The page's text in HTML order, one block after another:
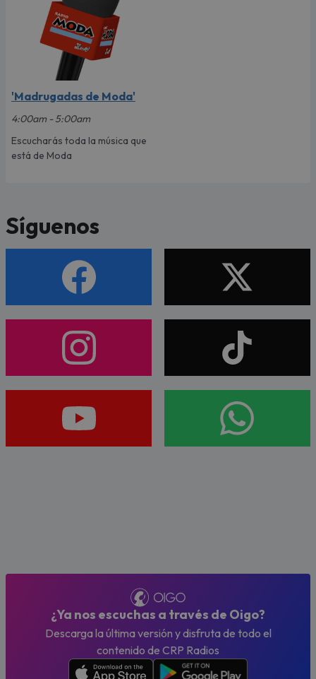
'Madrugadas de Moda'
4:00am - 5:00am
Escucharás toda la música que
está de Moda
Síguenos
¿Ya nos escuchas a través de Oigo?
Descarga la última versión y disfruta de todo el
contenido de CRP Radios